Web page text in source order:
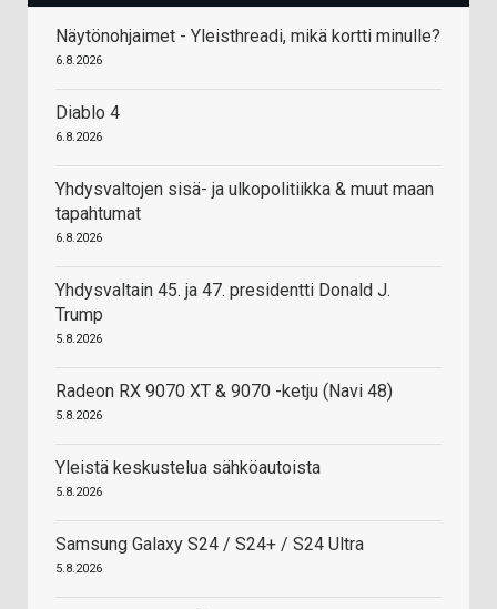
Näytönohjaimet - Yleisthreadi, mikä kortti minulle?
6.8.2026
Diablo 4
6.8.2026
Yhdysvaltojen sisä- ja ulkopolitiikka & muut maan
tapahtumat
6.8.2026
Yhdysvaltain 45. ja 47. presidentti Donald J.
Trump
5.8.2026
Radeon RX 9070 XT & 9070 -ketju (Navi 48)
5.8.2026
Yleistä keskustelua sähköautoista
5.8.2026
Samsung Galaxy S24 / S24+ / S24 Ultra
5.8.2026